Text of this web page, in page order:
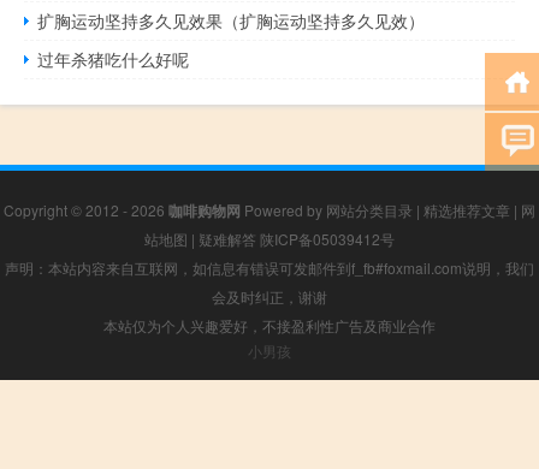
扩胸运动坚持多久见效果（扩胸运动坚持多久见效）
过年杀猪吃什么好呢
Copyright © 2012 - 2026 咖啡购物网 Powered by 网站分类目录 | 精选推荐文章 | 网
站地图 | 疑难解答 陕ICP备05039412号
声明：本站内容来自互联网，如信息有错误可发邮件到f_fb#foxmail.com说明，我们
会及时纠正，谢谢
本站仅为个人兴趣爱好，不接盈利性广告及商业合作
小男孩